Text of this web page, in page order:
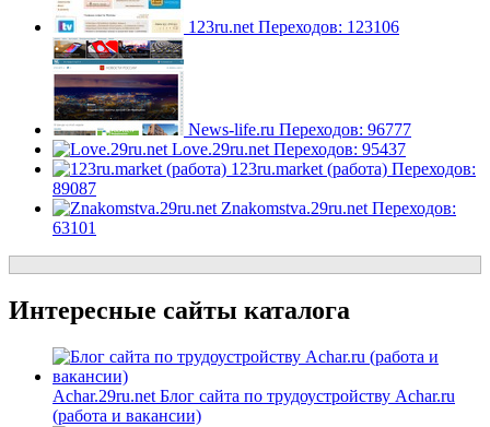
123ru.net Переходов: 123106
News-life.ru Переходов: 96777
Love.29ru.net Переходов: 95437
123ru.market (работа) Переходов:
89087
Znakomstva.29ru.net Переходов:
63101
Интересные сайты каталога
Achar.29ru.net Блог сайта по трудоустройству Achar.ru
(работа и вакансии)